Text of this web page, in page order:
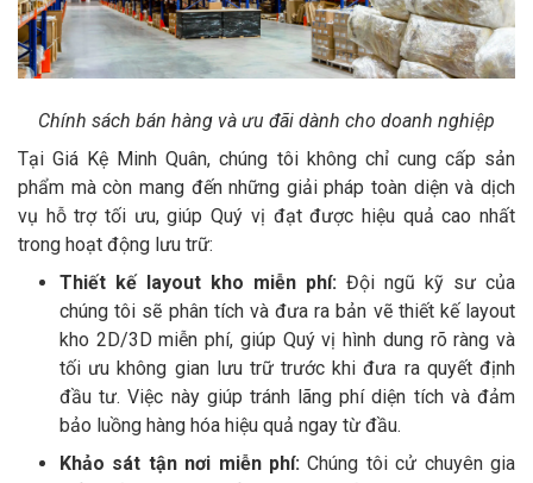
Chính sách bán hàng và ưu đãi dành cho doanh nghiệp
Tại Giá Kệ Minh Quân, chúng tôi không chỉ cung cấp sản
phẩm mà còn mang đến những giải pháp toàn diện và dịch
vụ hỗ trợ tối ưu, giúp Quý vị đạt được hiệu quả cao nhất
trong hoạt động lưu trữ:
Thiết kế layout kho miễn phí: Đội ngũ kỹ sư của
chúng tôi sẽ phân tích và đưa ra bản vẽ thiết kế layout
kho 2D/3D miễn phí, giúp Quý vị hình dung rõ ràng và
tối ưu không gian lưu trữ trước khi đưa ra quyết định
đầu tư. Việc này giúp tránh lãng phí diện tích và đảm
bảo luồng hàng hóa hiệu quả ngay từ đầu.
Khảo sát tận nơi miễn phí:Chúng tôi cử chuyên gia